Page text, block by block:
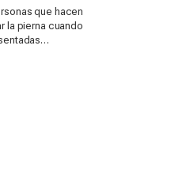
que hacen
la pierna cuando